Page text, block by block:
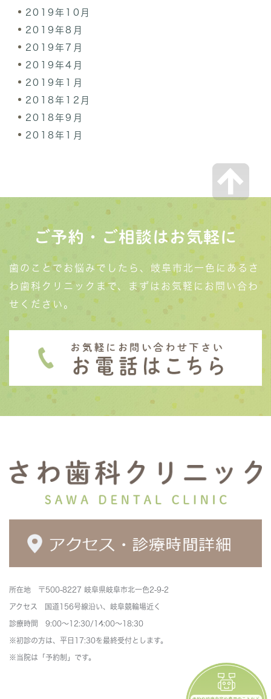
2019年10月
2019年8月
2019年7月
2019年4月
2019年1月
2018年12月
2018年9月
2018年1月
ご予約・ご相談はお気軽に
歯のことでお悩みでしたら、岐阜市北一色にあるさ
わ歯科クリニックまで、まずはお気軽にお問い合わ
せください。
所在地 〒500-8227 岐阜県岐阜市北一色2-9-2
アクセス 国道156号線沿い、岐阜競輪場近く
診療時間 9:00～12:30/14:00～18:30
※初診の方は、平日17:30を最終受付とします。
※当院は「予約制」です。